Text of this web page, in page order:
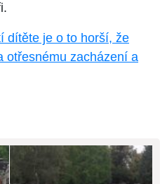
dítěte je o to horší, že
otřesnému zacházení a